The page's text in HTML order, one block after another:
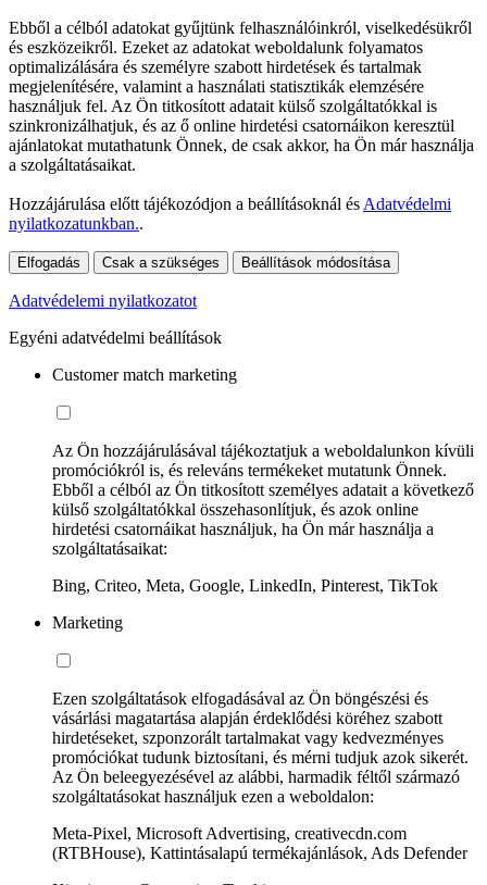
Ebből a célból adatokat gyűjtünk felhasználóinkról, viselkedésükről
és eszközeikről. Ezeket az adatokat weboldalunk folyamatos
optimalizálására és személyre szabott hirdetések és tartalmak
megjelenítésére, valamint a használati statisztikák elemzésére
használjuk fel. Az Ön titkosított adatait külső szolgáltatókkal is
szinkronizálhatjuk, és az ő online hirdetési csatornáikon keresztül
ajánlatokat mutathatunk Önnek, de csak akkor, ha Ön már használja
a szolgáltatásaikat.
Hozzájárulása előtt tájékozódjon a beállításoknál ésAdatvédelmi
nyilatkozatunkban..
Elfogadás Csak a szükséges Beállítások módosítása
Adatvédelemi nyilatkozatot
Egyéni adatvédelmi beállítások
Customer match marketing
Az Ön hozzájárulásával tájékoztatjuk a weboldalunkon kívüli
promóciókról is, és releváns termékeket mutatunk Önnek.
Ebből a célból az Ön titkosított személyes adatait a következő
külső szolgáltatókkal összehasonlítjuk, és azok online
hirdetési csatornáikat használjuk, ha Ön már használja a
szolgáltatásaikat:
Bing, Criteo, Meta, Google, LinkedIn, Pinterest, TikTok
Marketing
Ezen szolgáltatások elfogadásával az Ön böngészési és
vásárlási magatartása alapján érdeklődési köréhez szabott
hirdetéseket, szponzorált tartalmakat vagy kedvezményes
promóciókat tudunk biztosítani, és mérni tudjuk azok sikerét.
Az Ön beleegyezésével az alábbi, harmadik féltől származó
szolgáltatásokat használjuk ezen a weboldalon:
Meta-Pixel, Microsoft Advertising, creativecdn.com
(RTBHouse), Kattintásalapú termékajánlások, Ads Defender